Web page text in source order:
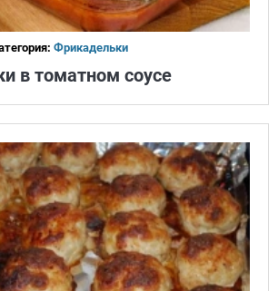
Фрикадельки
в томатном соусе